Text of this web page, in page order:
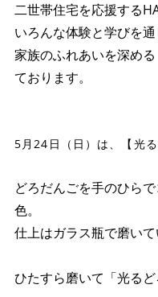
二世帯住宅を応援する
いろんな体験と学びを通
家族のふれあいを深め
ております。
5月24日（日）は、 【光
どろだんごを手のひら
色。
仕上はガラス瓶で磨いて
ひたすら磨いて「光るど